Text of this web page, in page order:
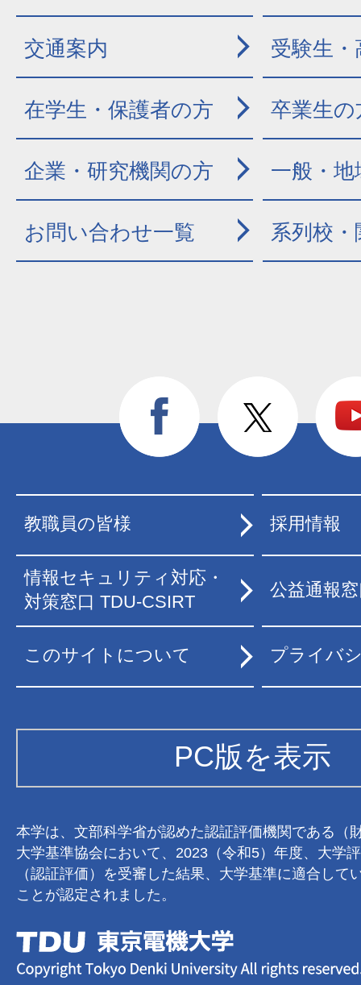
交通案内 受験生
在学生・保護者の方 卒業生の
企業・研究機関の方 一般・地
お問い合わせ一覧 系列校
教職員の皆様 採用情報
情報セキュリティ対応・
対策窓口 TDU-CSIRT
公益通報
このサイトについて プライバ
PC版を表示
本学は、文部科学省が認めた認証評価機関である（
大学基準協会において、2023（令和5）年度、大学
（認証評価）を受審した結果、大学基準に適合して
ことが認定されました。